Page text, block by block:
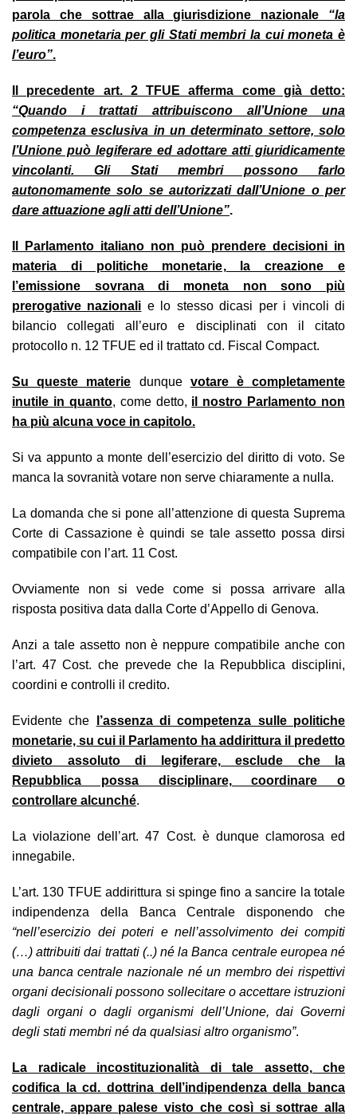
parola che sottrae alla giurisdizione nazionale “la
politica monetaria per gli Stati membri la cui moneta è
l’euro”.
Il precedente art. 2 TFUE afferma come già detto:
“Quando i trattati attribuiscono all’Unione una
competenza esclusiva in un determinato settore, solo
l’Unione può legiferare ed adottare atti giuridicamente
vincolanti. Gli Stati membri possono farlo
autonomamente solo se autorizzati dall’Unione o per
dare attuazione agli atti dell’Unione”.
Il Parlamento italiano non può prendere decisioni in
materia di politiche monetarie, la creazione e
l’emissione sovrana di moneta non sono più
prerogative nazionali e lo stesso dicasi per i vincoli di
bilancio collegati all’euro e disciplinati con il citato
protocollo n. 12 TFUE ed il trattato cd. Fiscal Compact.
Su queste materie dunque votare è completamente
inutile in quanto, come detto, il nostro Parlamento non
ha più alcuna voce in capitolo.
Si va appunto a monte dell’esercizio del diritto di voto. Se
manca la sovranità votare non serve chiaramente a nulla.
La domanda che si pone all’attenzione di questa Suprema
Corte di Cassazione è quindi se tale assetto possa dirsi
compatibile con l’art. 11 Cost.
Ovviamente non si vede come si possa arrivare alla
risposta positiva data dalla Corte d’Appello di Genova.
Anzi a tale assetto non è neppure compatibile anche con
l’art. 47 Cost. che prevede che la Repubblica disciplini,
coordini e controlli il credito.
Evidente che
l’assenza di competenza sulle politiche
monetarie, su cui il Parlamento ha addirittura il predetto
divieto assoluto di legiferare, esclude che la
Repubblica possa disciplinare, coordinare o
controllare alcunché.
La violazione dell’art. 47 Cost. è dunque clamorosa ed
innegabile.
L’art. 130 TFUE addirittura si spinge fino a sancire la totale
indipendenza della Banca Centrale disponendo che
“nell’esercizio dei poteri e nell’assolvimento dei compiti
(…) attribuiti dai trattati (..) né la Banca centrale europea né
una banca centrale nazionale né un membro dei rispettivi
organi decisionali possono sollecitare o accettare istruzioni
dagli organi o dagli organismi dell’Unione, dai Governi
degli stati membri né da qualsiasi altro organismo”.
La radicale incostituzionalità di tale assetto, che
codifica la cd. dottrina dell’indipendenza della banca
centrale, appare palese visto che così si sottrae alla